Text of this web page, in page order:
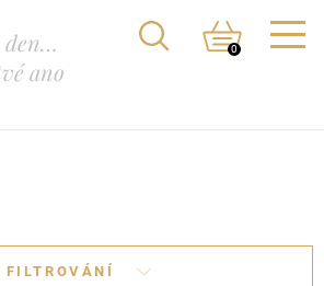
ano
0
FILTROVÁNÍ